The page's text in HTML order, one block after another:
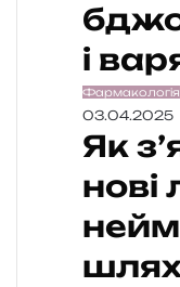
і
Фармакологія
03.04.2025
Як
нові
шлях